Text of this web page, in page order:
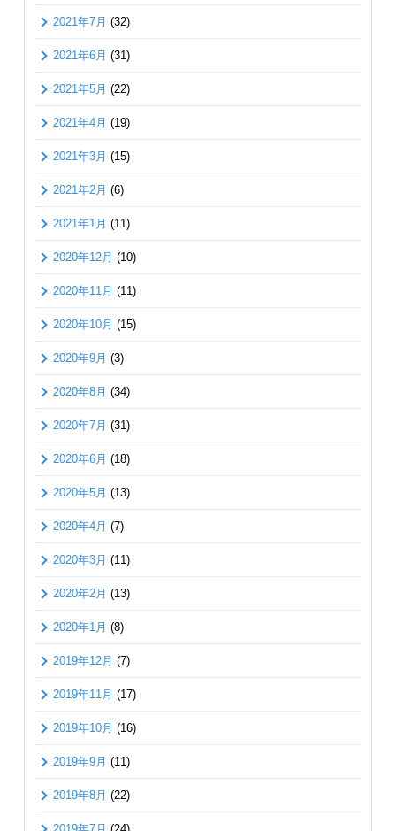
2021年7月 (32)
2021年6月 (31)
2021年5月 (22)
2021年4月 (19)
2021年3月 (15)
2021年2月 (6)
2021年1月 (11)
2020年12月 (10)
2020年11月 (11)
2020年10月 (15)
2020年9月 (3)
2020年8月 (34)
2020年7月 (31)
2020年6月 (18)
2020年5月 (13)
2020年4月 (7)
2020年3月 (11)
2020年2月 (13)
2020年1月 (8)
2019年12月 (7)
2019年11月 (17)
2019年10月 (16)
2019年9月 (11)
2019年8月 (22)